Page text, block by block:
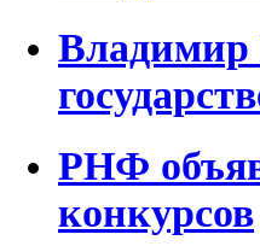
Владимир
РНФ
конкурсов